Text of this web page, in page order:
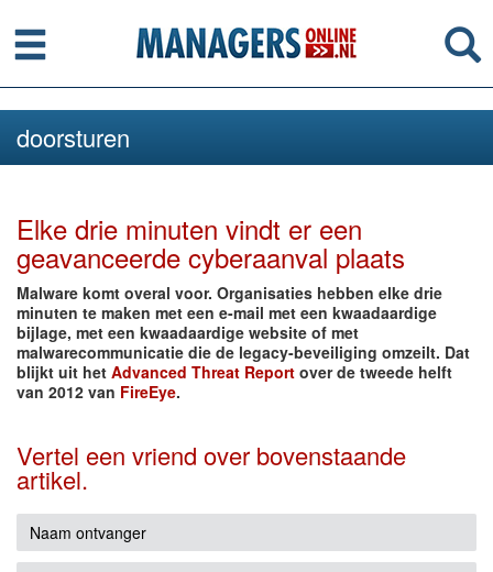
Menu
doorsturen
Elke drie minuten vindt er een
geavanceerde cyberaanval plaats
Malware komt overal voor. Organisaties hebben elke drie
minuten te maken met een e-mail met een kwaadaardige
bijlage, met een kwaadaardige website of met
malwarecommunicatie die de legacy-beveiliging omzeilt. Dat
blijkt uit het Advanced Threat Report over de tweede helft
van 2012 van FireEye.
Vertel een vriend over bovenstaande
artikel.